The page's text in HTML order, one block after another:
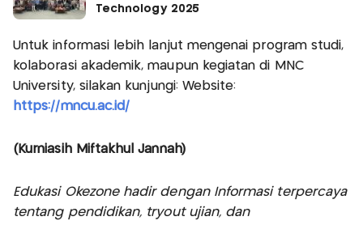
Technology 2025
Untuk informasi lebih lanjut mengenai program studi,
kolaborasi akademik, maupun kegiatan di MNC
University, silakan kunjungi: Website:
https://mncu.ac.id/
(Kurniasih Miftakhul Jannah)
Edukasi Okezone hadir dengan Informasi terpercaya
tentang pendidikan, tryout ujian, dan